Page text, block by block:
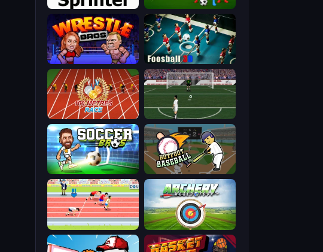
Kick Soccer Hero
Sprinter
Foosball 3D
Wrestle Bros
Bicycle Kick Champ
100 Meters Race
Hotfoot Baseball
Soccer Bros
Archery World Tour
Sports Hero